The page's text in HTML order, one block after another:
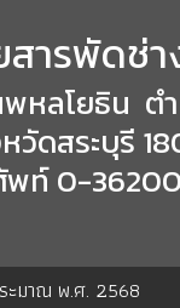
ารพัดช่า
หลโยธิน ต
วัดสระบุรี
พท์ 0-
ะมาณ พ.ศ. 2568